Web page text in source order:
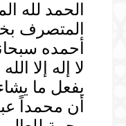
الحمد لله
المتصرف
أحمده
لا إله إلا
يفعل ما
أن محمداً